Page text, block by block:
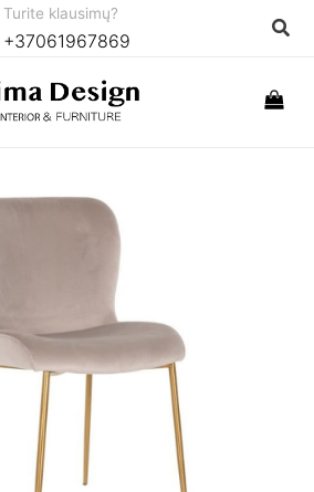
Turite klausimų?
+37061967869